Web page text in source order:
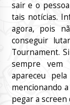
sair e o
tais notícias.
agora, pois
conseguir
Tournament.
sempre vem
apareceu
mencionando
pegar a screen